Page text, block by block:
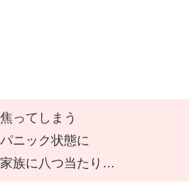
ってしまう
ニック状態に
族に八つ当たり…